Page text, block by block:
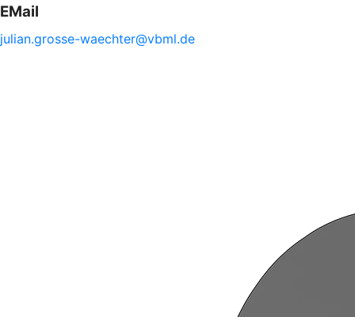
EMail
julian.grosse-waechter@vbml.de